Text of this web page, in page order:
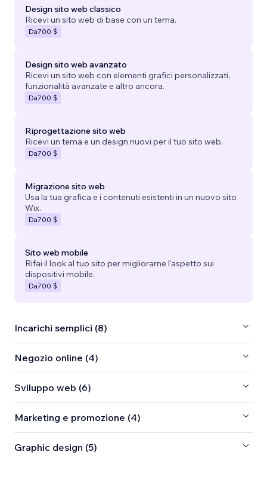
Design sito web classico
Ricevi un sito web di base con un tema.
Da700 $
Design sito web avanzato
Ricevi un sito web con elementi grafici personalizzati,
funzionalità avanzate e altro ancora.
Da700 $
Riprogettazione sito web
Ricevi un tema e un design nuovi per il tuo sito web.
Da700 $
Migrazione sito web
Usa la tua grafica e i contenuti esistenti in un nuovo sito
Wix.
Da700 $
Sito web mobile
Rifai il look al tuo sito per migliorarne l'aspetto sui
dispositivi mobile.
Da700 $
Incarichi semplici (8)
Negozio online (4)
Sviluppo web (6)
Marketing e promozione (4)
Graphic design (5)